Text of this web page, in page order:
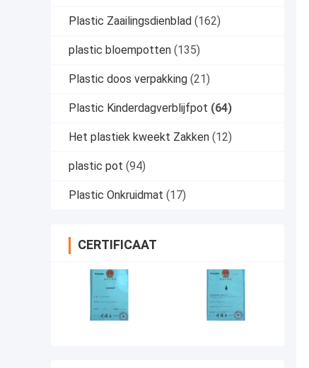
Plastic Zaailingsdienblad (162)
plastic bloempotten (135)
Plastic doos verpakking (21)
Plastic Kinderdagverblijfpot (64)
Het plastiek kweekt Zakken (12)
plastic pot (94)
Plastic Onkruidmat (17)
CERTIFICAAT